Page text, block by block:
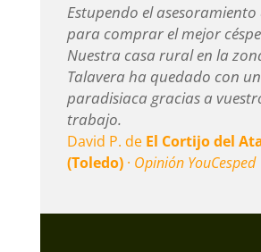
Estupendo el
para comprar el mejor
Nuestra casa rural en la
Talavera ha quedado con
paradisiaca gracias a
trabajo.
David P. de El Cortijo del
(Toledo)· Opinión YouCesped